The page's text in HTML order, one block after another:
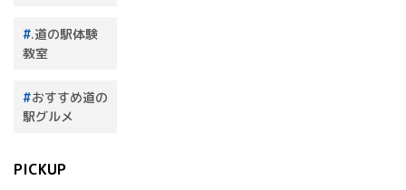
.道の駅体験
教室
おすすめ道の
駅グルメ
PICKUP